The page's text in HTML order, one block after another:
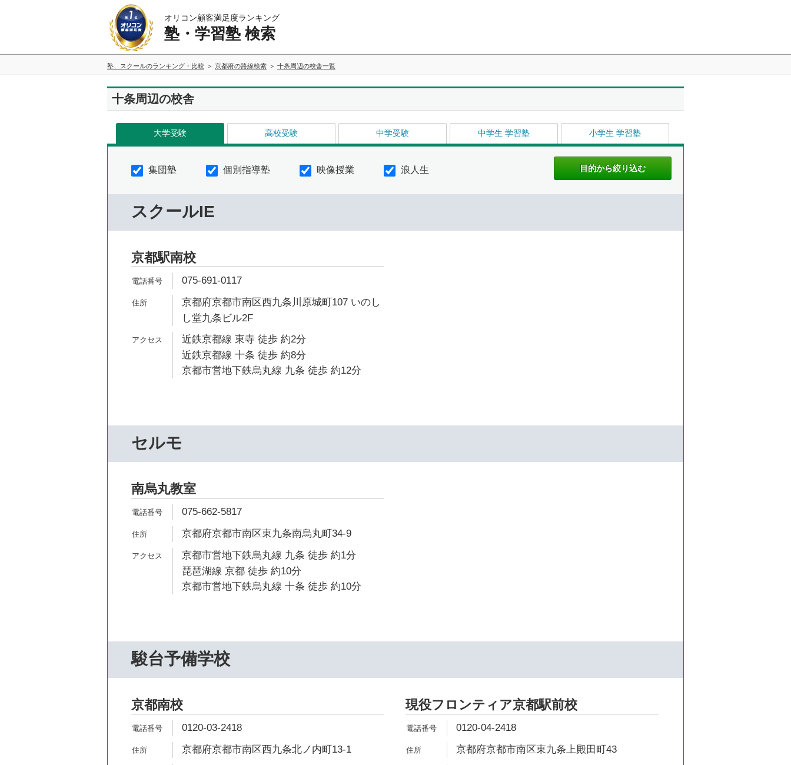
オリコン顧客満足度ランキング
塾・学習塾 検索
塾、スクールのランキング・比較 京都府の路線検索 十条周辺の校舎一覧
十条周辺の校舎
大学受験 高校受験 中学受験 中学生 学習塾 小学生 学習塾
集団塾 個別指導塾 映像授業 浪人生
スクールIE
京都駅南校
075-691-0117
京都府京都市南区西九条川原城町107 いのし
し堂九条ビル2F
近鉄京都線 東寺 徒歩 約2分
近鉄京都線 十条 徒歩 約8分
京都市営地下鉄烏丸線 九条 徒歩 約12分
セルモ
南烏丸教室
075-662-5817
京都府京都市南区東九条南烏丸町34-9
京都市営地下鉄烏丸線 九条 徒歩 約1分
琵琶湖線 京都 徒歩 約10分
京都市営地下鉄烏丸線 十条 徒歩 約10分
駿台予備学校
京都南校
0120-03-2418
京都府京都市南区西九条北ノ内町13-1
現役フロンティア京都駅前校
0120-04-2418
京都府京都市南区東九条上殿田町43